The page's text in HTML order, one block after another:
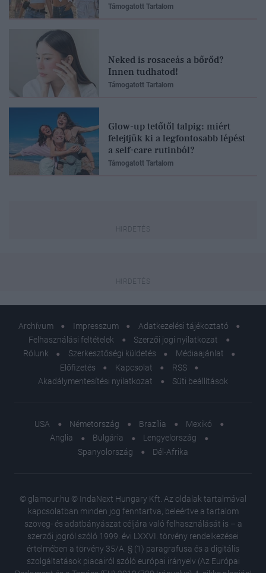
Támogatott Tartalom
Neked is rosaceás a bőrőd?
Innen tudhatod!
Támogatott Tartalom
Glow-up tetőtől talpig: miért
felejtjük ki a legfontosabb lépést
a self-care rutinból?
Támogatott Tartalom
Archívum Impresszum
Adatkezelési tájékoztató
Felhasználási feltételek
Szerzői jogi nyilatkozat
Rólunk
Szerkesztőségi küldetés
Médiaajánlat
Előfizetés
Kapcsolat
RSS
Akadálymentesítési nyilatkozat
Süti beállítások
USA Németország Brazília
Mexikó
Anglia
Bulgária
Lengyelország
Spanyolország
Dél-Afrika
© glamour.hu © IndaNext Hungary Kft. Az oldalak tartalmával
kapcsolatban minden jog fenntartva, beleértve a tartalom
szöveg- és adatbányászat céljára való felhasználását is – a
szerzői jogról szóló 1999. évi LXXVI. törvény rendelkezései
értelmében a törvény 35/A. § (1) paragrafusa és a digitális
szolgáltatások piacairól szóló európai irányelv (Az Európai